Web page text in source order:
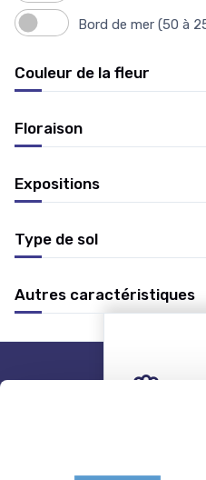
Bord de mer (50 à
Couleur de la fleur
Floraison
Expositions
Type de sol
Autres caractéristiques
Toutes les